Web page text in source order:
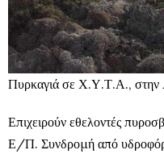
Πυρκαγιά σε Χ.Υ.Τ.Α., στην
Επιχειρούν εθελοντές
Ε/Π. Συνδρομή από